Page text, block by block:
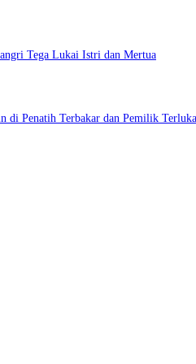
Tega Lukai Istri dan Mertua
di Penatih Terbakar dan Pemilik Terluka